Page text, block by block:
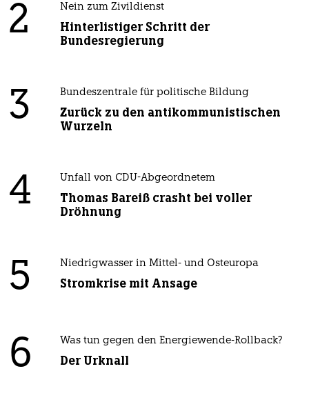
2 Nein zum Zivildienst
Hinterlistiger Schritt der
Bundesregierung
3 Bundeszentrale für politische Bildung
Zurück zu den antikommunistischen
Wurzeln
4 Unfall von CDU-Abgeordnetem
Thomas Bareiß crasht bei voller
Dröhnung
5 Niedrigwasser in Mittel- und Osteuropa
Stromkrise mit Ansage
6 Was tun gegen den Energiewende-Rollback?
Der Urknall